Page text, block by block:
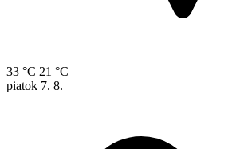
33 °C 21 °C
piatok 7. 8.